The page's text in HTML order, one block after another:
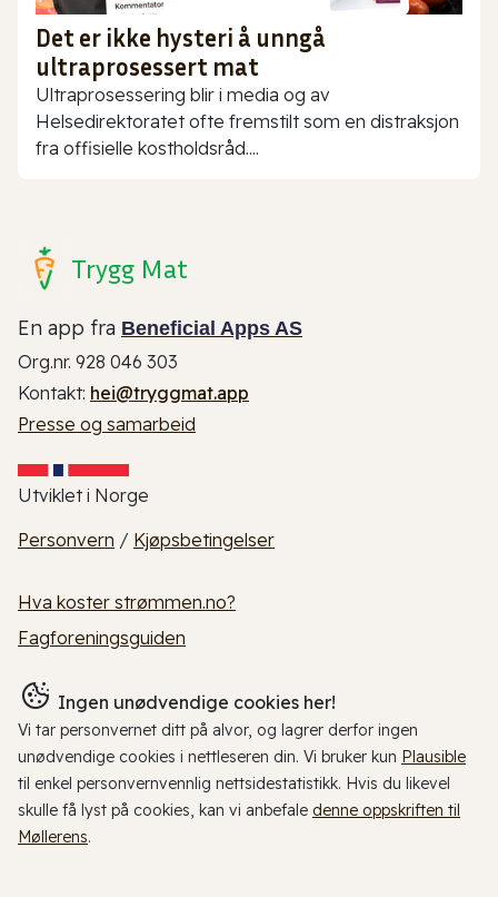
Det er ikke hysteri å unngå
ultraprosessert mat
Ultraprosessering blir i media og av
Helsedirektoratet ofte fremstilt som en distraksjon
fra offisielle kostholdsråd....
Trygg Mat
En app fra Beneficial Apps AS
Org.nr. 928 046 303
Kontakt: hei@tryggmat.app
Presse og samarbeid
Utviklet i Norge
Personvern / Kjøpsbetingelser
Hva koster strømmen.no?
Fagforeningsguiden
Ingen unødvendige cookies her!
Vi tar personvernet ditt på alvor, og lagrer derfor ingen
unødvendige cookies i nettleseren din. Vi bruker kun Plausible
til enkel personvernvennlig nettsidestatistikk. Hvis du likevel
skulle få lyst på cookies, kan vi anbefale denne oppskriften til
Møllerens.